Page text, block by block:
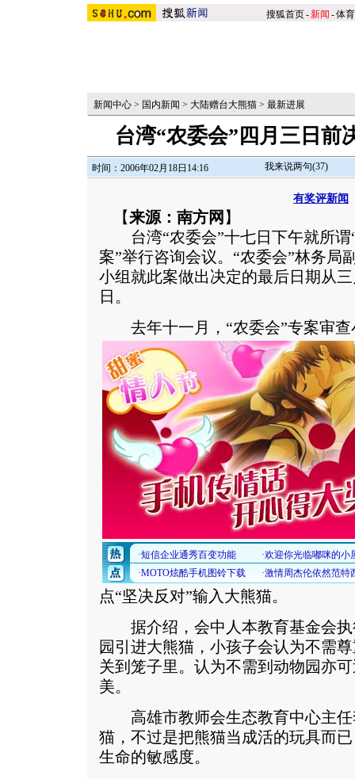
搜狐首页-新闻 -体育
新闻中心 > 国内新闻 > 大陆赠台大熊猫 > 最新进展
台湾“农委会”四月三日前
时间：2006年02月18日14:16 我来说两句(37)
有奖评新闻
【来源：南方网 】
台湾“农委会”十七日下午就所谓
案”举行咨询会议。“农委会”林务局
小组就此案做出决定的最后日期从
日。
去年十一月，“农委会”专案审查
点“坚决反对”输入大熊猫。
据介绍，会中人本教育基金会执
园引进大熊猫，小孩子会认为不需
关到笼子里。认为不需到动物园亦
美。
高雄市教师会生态教育中心主任
猫，不过是把熊猫当成活的玩具而
生命的敏感度。